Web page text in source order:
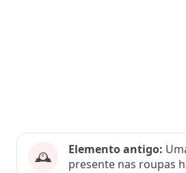
🕰️ Elemento antigo:
presente nas roupas